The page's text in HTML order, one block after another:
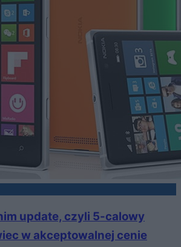
update, czyli 5-calowy
w akceptowalnej cenie